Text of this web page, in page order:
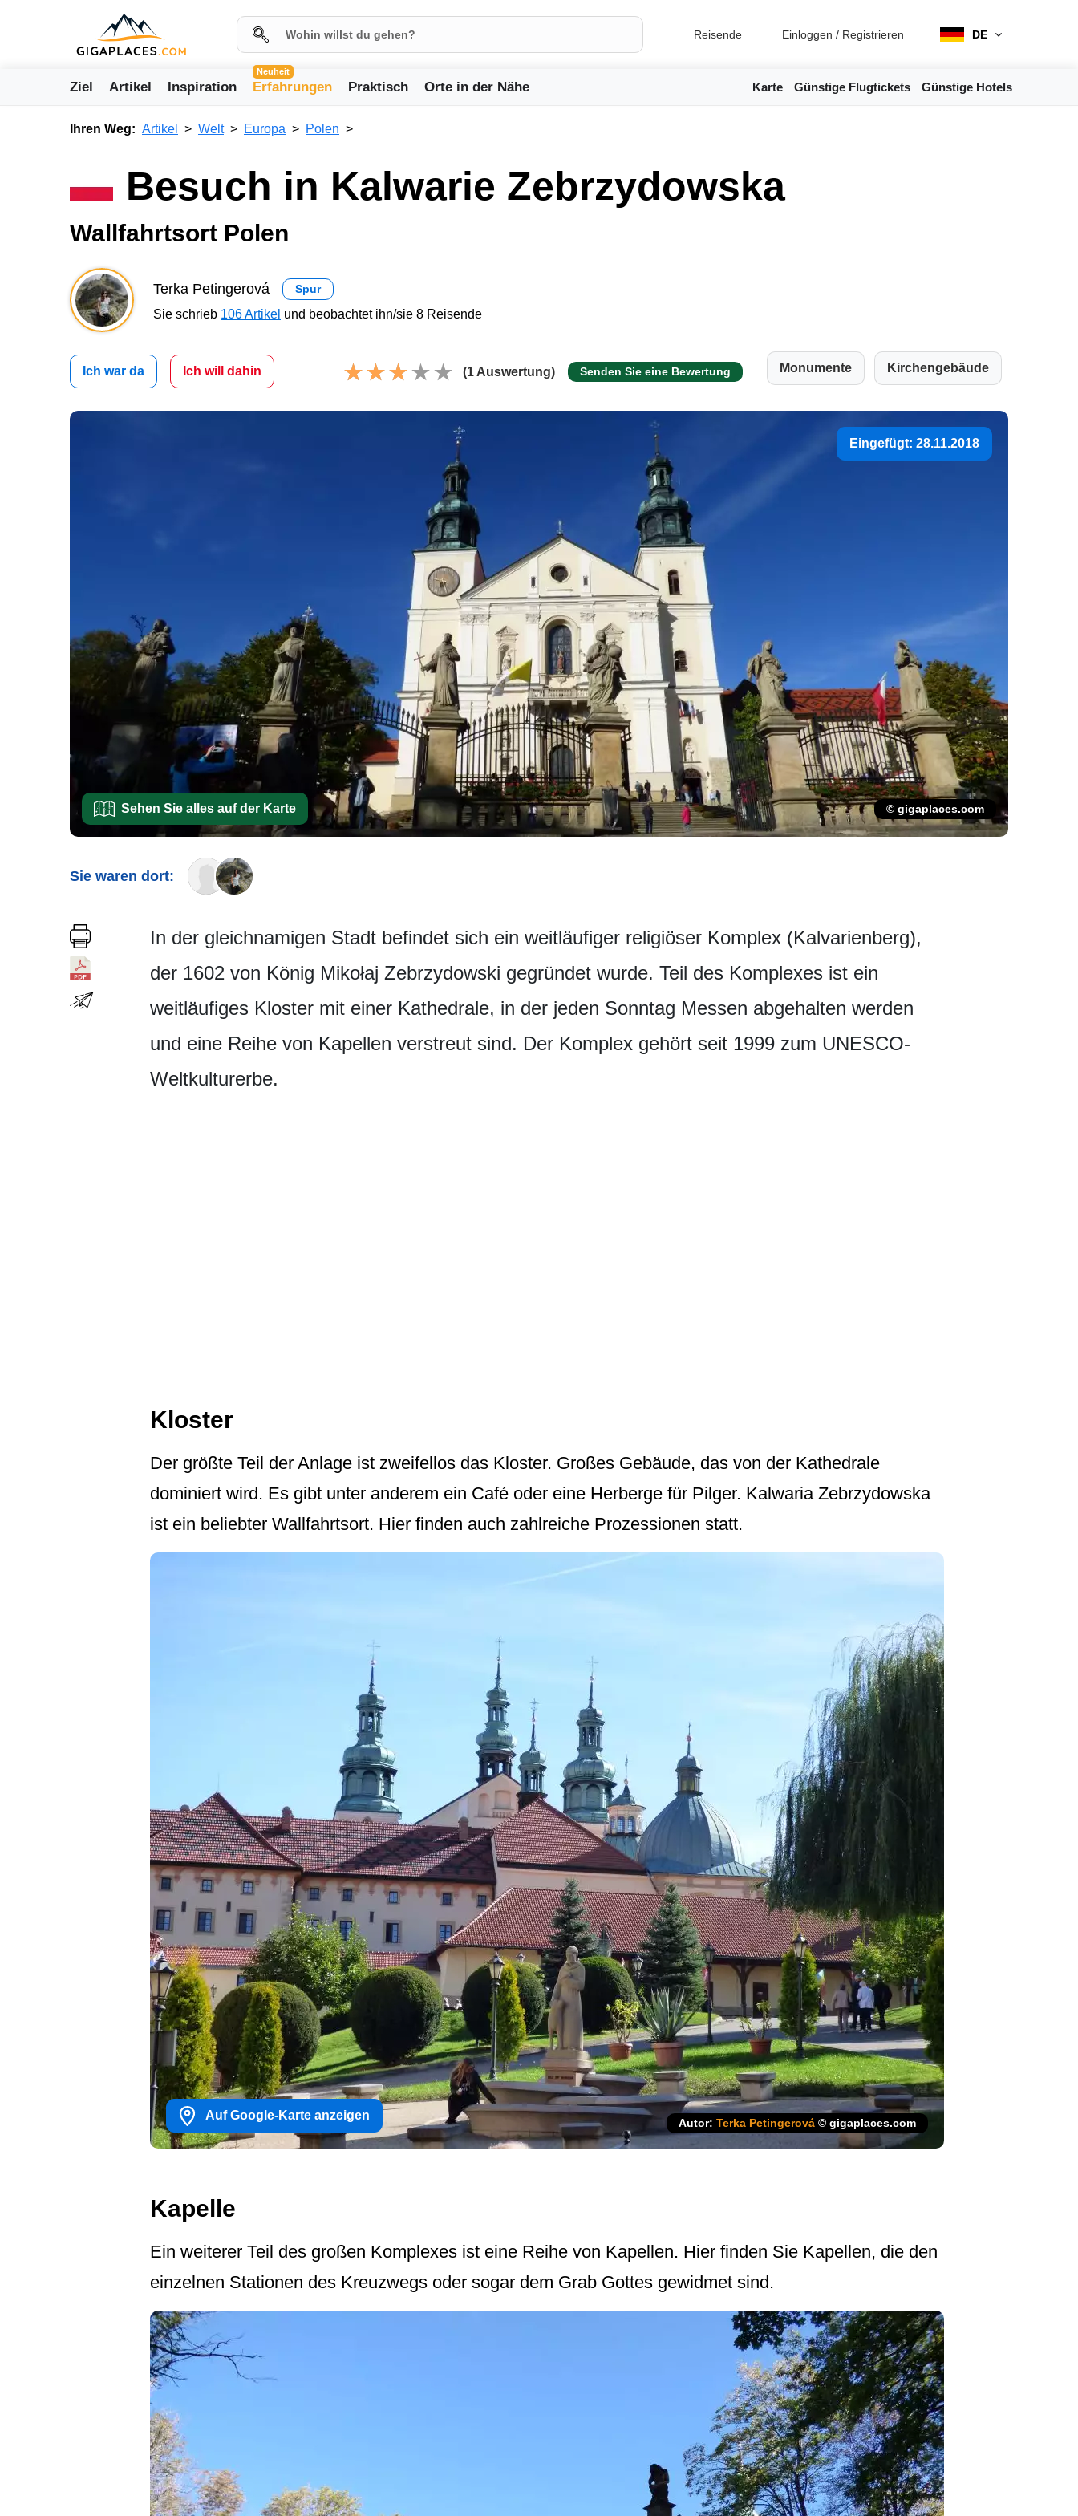
Reisende Einloggen / Registrieren DE
Ziel Artikel Inspiration
Neuheit
Erfahrungen Praktisch Orte in der Nähe Karte Günstige Flugtickets Günstige Hotels
Ihren Weg: Artikel Welt Europa Polen
Besuch in Kalwarie Zebrzydowska
Wallfahrtsort Polen
Terka Petingerová Spur
Sie schrieb 106 Artikel und beobachtet ihn/sie 8 Reisende
Ich war da Ich will dahin (1 Auswertung) Senden Sie eine Bewertung Monumente Kirchengebäude
Eingefügt: 28.11.2018
Sehen Sie alles auf der Karte © gigaplaces.com
Sie waren dort:
In der gleichnamigen Stadt befindet sich ein weitläufiger religiöser Komplex (Kalvarienberg),
der 1602 von König Mikołaj Zebrzydowski gegründet wurde. Teil des Komplexes ist ein
weitläufiges Kloster mit einer Kathedrale, in der jeden Sonntag Messen abgehalten werden
und eine Reihe von Kapellen verstreut sind. Der Komplex gehört seit 1999 zum UNESCO-
Weltkulturerbe.
Kloster
Der größte Teil der Anlage ist zweifellos das Kloster. Großes Gebäude, das von der Kathedrale
dominiert wird. Es gibt unter anderem ein Café oder eine Herberge für Pilger. Kalwaria Zebrzydowska
ist ein beliebter Wallfahrtsort. Hier finden auch zahlreiche Prozessionen statt.
Auf Google-Karte anzeigen
Autor: Terka Petingerová © gigaplaces.com
Kapelle
Ein weiterer Teil des großen Komplexes ist eine Reihe von Kapellen. Hier finden Sie Kapellen, die den
einzelnen Stationen des Kreuzwegs oder sogar dem Grab Gottes gewidmet sind.